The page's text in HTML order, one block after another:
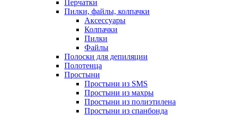
Перчатки
Пилки, файлы, колпачки
Аксессуары
Колпачки
Пилки
Файлы
Полоски для депиляции
Полотенца
Простыни
Простыни из SMS
Простыни из махры
Простыни из полиэтилена
Простыни из спанбонда